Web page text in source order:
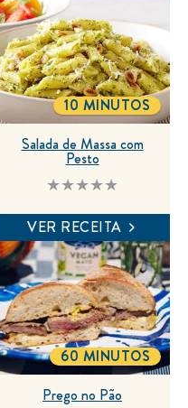
Nenhuma
para
este
recipe
Salada de Massa com
Pesto
TOTALTIME
10 MINUTOS
VER RECEITA
Prego no Pão
TOTALTIME
60 MINUTOS